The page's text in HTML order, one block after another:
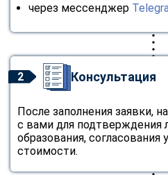
через мессенджер
2 Консультация
После заполнения заявки,
с вами для подтверждения
образования,
стоимости.